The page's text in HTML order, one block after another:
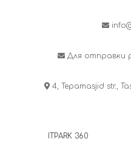
Для отправки
4, Tepamasjid str.,
ITPARK 360